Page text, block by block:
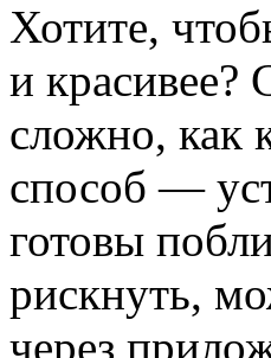
Хотите,
и красивее?
сложно, как
способ —
готовы
рискнуть,
через